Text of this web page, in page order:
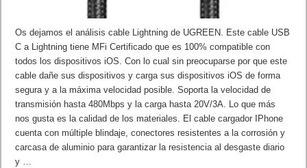
Os dejamos el análisis cable Lightning de UGREEN. Este cable USB
C a Lightning tiene MFi Certificado que es 100% compatible con
todos los dispositivos iOS. Con lo cual sin preocuparse por que este
cable dañe sus dispositivos y carga sus dispositivos iOS de forma
segura y a la máxima velocidad posible. Soporta la velocidad de
transmisión hasta 480Mbps y la carga hasta 20V/3A. Lo que más
nos gusta es la calidad de los materiales. El cable cargador IPhone
cuenta con múltiple blindaje, conectores resistentes a la corrosión y
carcasa de aluminio para garantizar la resistencia al desgaste diario
y …